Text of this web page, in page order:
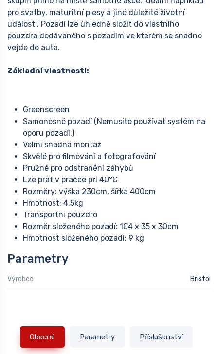
pro svatby, maturitní plesy a jiné důležité životní
události. Pozadí lze úhledně složit do vlastního
pouzdra dodávaného s pozadím ve kterém se snadno
vejde do auta.
Základní vlastnosti:
Greenscreen
Samonosné pozadí (Nemusíte používat systém na
oporu pozadí.)
Velmi snadná montáž
Skvělé pro filmování a fotografování
Pružné pro odstranění záhybů
Lze prát v pračce při 40°C
Rozměry: výška 230cm, šířka 400cm
Hmotnost: 4,5kg
Transportní pouzdro
Rozměr složeného pozadí: 104 x 35 x 30cm
Hmotnost složeného pozadí: 9 kg
Parametry
Výrobce Bristol
Obecné Parametry Příslušenství